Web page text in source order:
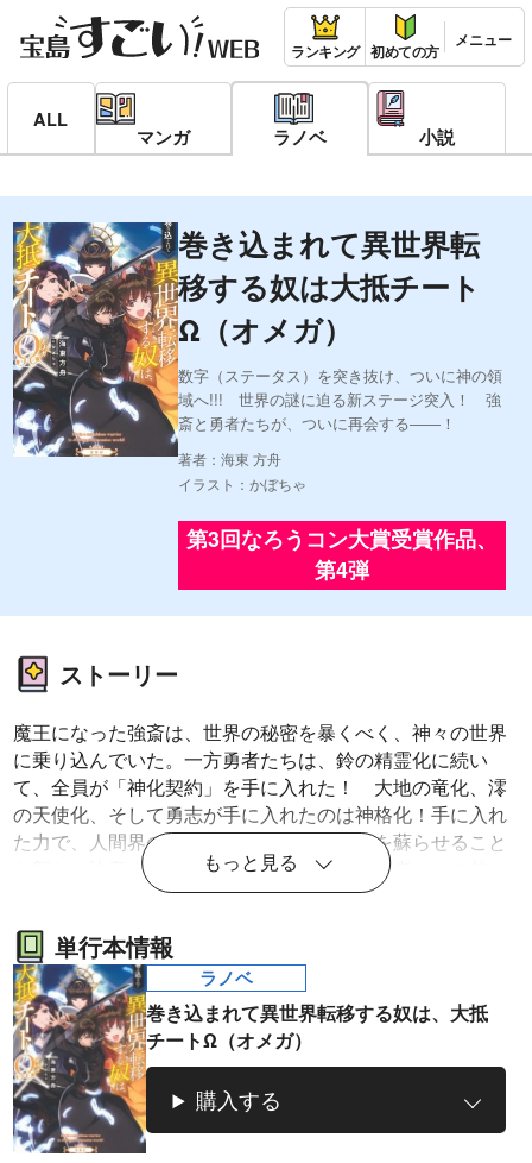
ランキング 初めての方
ALL
マンガ ラノベ 小説
巻き込まれて異世界転
移する奴は大抵チート
Ω（オメガ）
数字（ステータス）を突き抜け、ついに神の領
域へ!!! 世界の謎に迫る新ステージ突入！ 強
斎と勇者たちが、ついに再会する――！
著者：海東 方舟
イラスト：かぼちゃ
第3回なろうコン大賞受賞作品、
第4弾
ストーリー
魔王になった強斎は、世界の秘密を暴くべく、神々の世界
に乗り込んでいた。一方勇者たちは、鈴の精霊化に続い
て、全員が「神化契約」を手に入れた！ 大地の竜化、澪
の天使化、そして勇志が手に入れたのは神格化！手に入れ
た力で、人間界の戦争を止め、さらに強斎を蘇らせること
を新たに決意する勇者たち。そして、戦う勇者たちの前
に、ついに強斎がその姿を見せる―――！
もっと見る
単行本情報
ラノベ
巻き込まれて異世界転移する奴は、大抵
チートΩ（オメガ）
購入する